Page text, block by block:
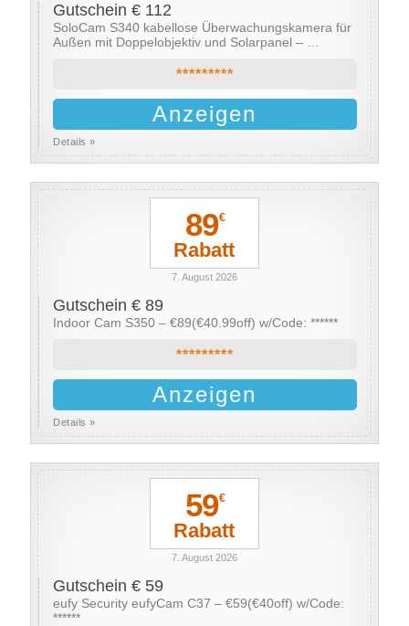
Gutschein € 112
SoloCam S340 kabellose Überwachungskamera für
Außen mit Doppelobjektiv und Solarpanel – …
*********
Anzeigen
Details »
89€
Rabatt
7. August 2026
Gutschein € 89
Indoor Cam S350 – €89(€40.99off) w/Code: ******
*********
Anzeigen
Details »
59€
Rabatt
7. August 2026
Gutschein € 59
eufy Security eufyCam C37 – €59(€40off) w/Code:
******